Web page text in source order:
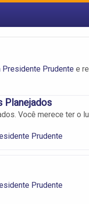
Prudente e
Planejados
Você merece ter o
Prudente
Prudente